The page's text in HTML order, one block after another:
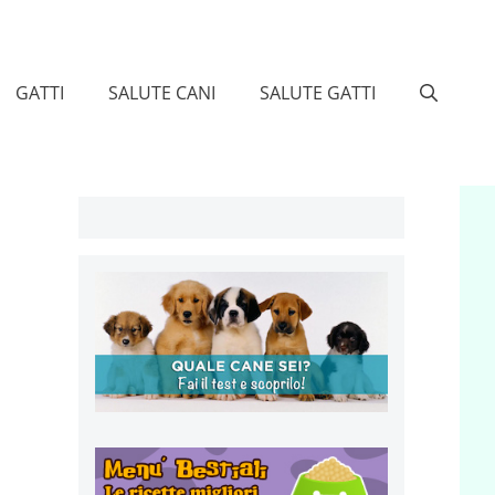
GATTI SALUTE CANI SALUTE GATTI